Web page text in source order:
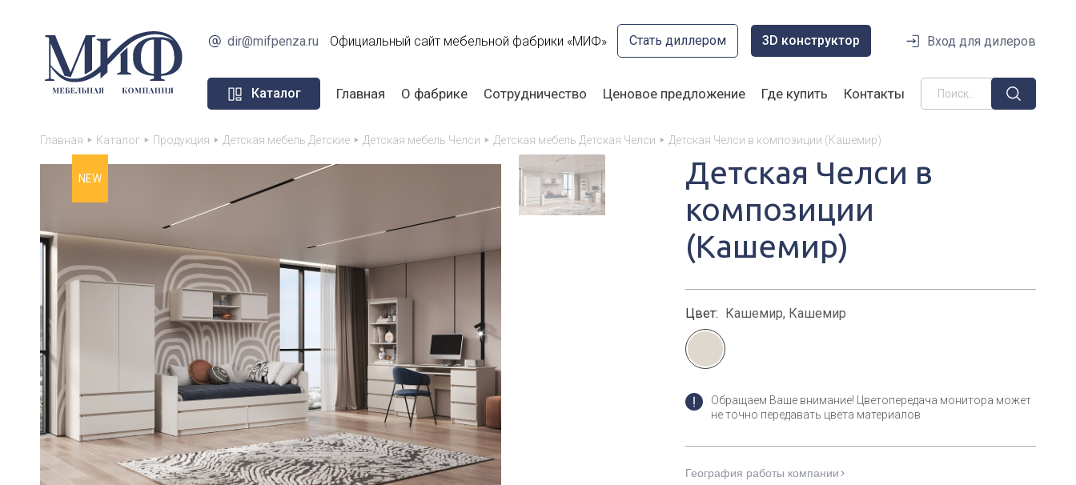
dir@mifpenza.ru Официальный сайт мебельной фабрики «МИФ» Стать диллером 3D конструктор Вход для дилеров
Каталог Главная О фабрике Сотрудничество Ценовое предложение Где купить Контакты
Главная Каталог Продукция Детская мебель Детские Детская мебель Челси Детская мебель Детская Челси Детская Челси в композиции (Кашемир)
NEW
Детская Челси в
композиции
(Кашемир)
Цвет: Кашемир, Кашемир
Обращаем Ваше внимание! Цветопередача монитора может
не точно передавать цвета материалов
География работы компании